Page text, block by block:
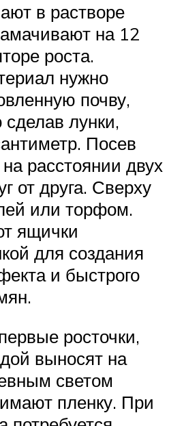
в растворе
на 12
роста.
нужно
почву,
лунки,
Посев
расстоянии двух
от друга. Сверху
или торфом.
ящички
для создания
и быстрого
росточки,
выносят на
светом
пленку. При